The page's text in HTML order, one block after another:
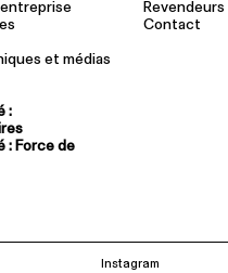
et médias
:
: Force de
Revendeurs
Contact
Instagram